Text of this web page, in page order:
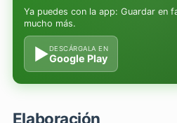
Ya puedes con la app: Guardar en
mucho más.
▶DESCÁRGALA EN
Google Play
Elaboración